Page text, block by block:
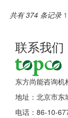
共有 374 条记录
联系我们
东方尚能咨询机
地址：北京市东
电话：86-10-